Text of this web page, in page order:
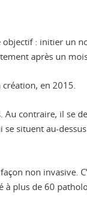
: initier un
après un
en 2015.
Au contraire, il se
situent au-
non invasive.
à plus de 60